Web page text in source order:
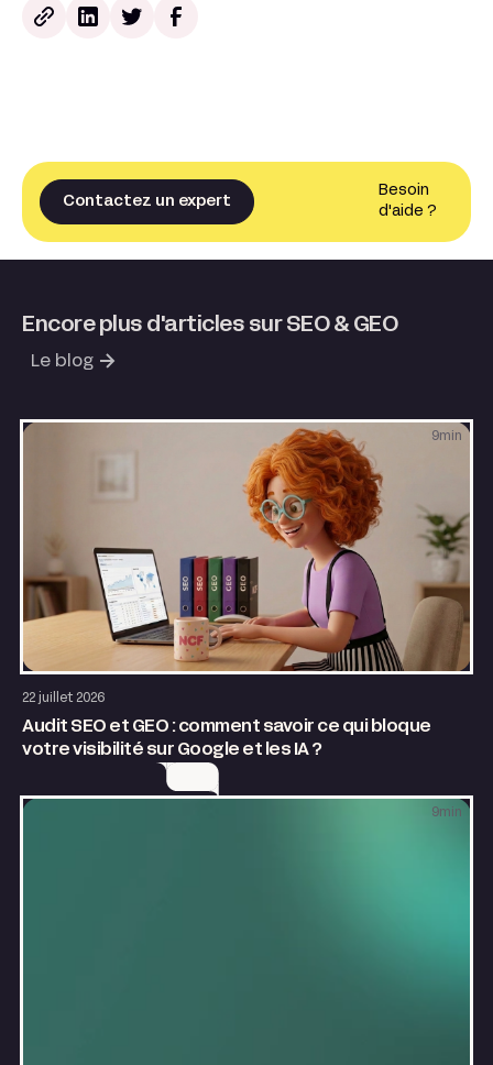
Besoin
d'aide ?
Contactez un expert
Encore plus d'articles sur SEO & GEO
Le blog
22 juillet 2026
Audit SEO et GEO : comment savoir ce qui bloque
votre visibilité sur Google et les IA ?
9 min
9 min